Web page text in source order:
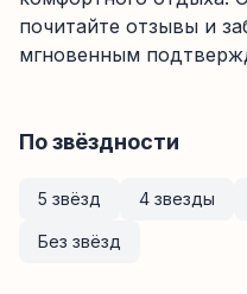
почитайте отзывы и
мгновенным
По звёздности
5 звёзд 4 звезды
Без звёзд